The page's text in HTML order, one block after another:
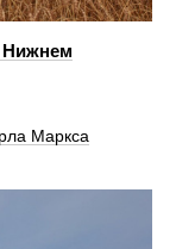
Нижнем
Маркса